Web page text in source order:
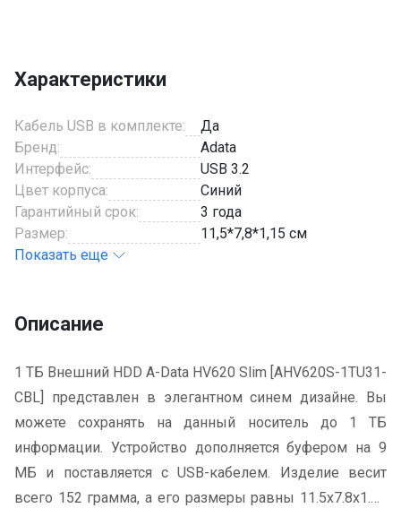
Характеристики
Кабель USB в комплекте:
Да
Бренд:
Adata
Интерфейс:
USB 3.2
Цвет корпуса:
Синий
Гарантийный срок:
3 года
Размер:
11,5*7,8*1,15 см
Показать еще
Описание
1 ТБ Внешний HDD A-Data HV620 Slim [AHV620S-1TU31-
CBL] представлен в элегантном синем дизайне. Вы
можете сохранять на данный носитель до 1 ТБ
информации. Устройство дополняется буфером на 9
МБ и поставляется с USB-кабелем. Изделие весит
всего 152 грамма, а его размеры равны 11.5x7.8x1.15